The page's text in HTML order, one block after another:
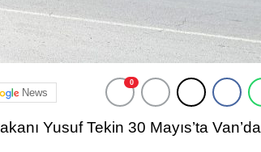
News
0
Yusuf Tekin 30 Mayıs’ta Van’da